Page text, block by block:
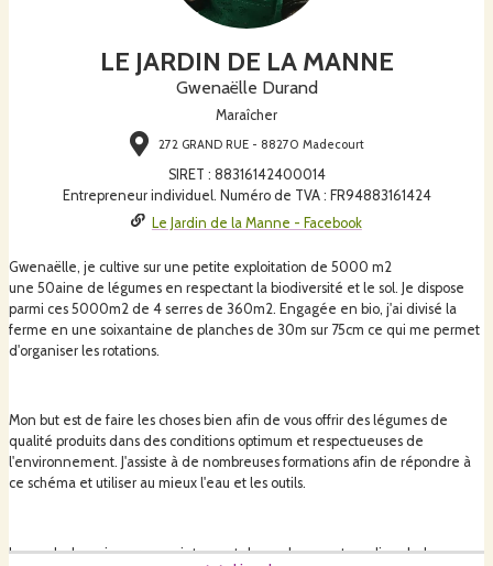
LE JARDIN DE LA MANNE
Gwenaëlle Durand
Maraîcher
272 GRAND RUE - 88270 Madecourt
SIRET : 88316142400014
Entrepreneur individuel. Numéro de TVA : FR94883161424
Le Jardin de la Manne - Facebook
Gwenaëlle, je cultive sur une petite exploitation de 5000 m2
une 50aine de légumes en respectant la biodiversité et le sol. Je dispose
parmi ces 5000m2 de 4 serres de 360m2. Engagée en bio, j'ai divisé la
ferme en une soixantaine de planches de 30m sur 75cm ce qui me permet
d'organiser les rotations.
Mon but est de faire les choses bien afin de vous offrir des légumes de
qualité produits dans des conditions optimum et respectueuses de
l'environnement. J'assiste à de nombreuses formations afin de répondre à
ce schéma et utiliser au mieux l'eau et les outils.
Je vends des primeurs au printemps tels que les navets, radis, salades,